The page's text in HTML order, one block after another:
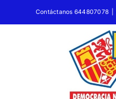
Contáctanos 644807078